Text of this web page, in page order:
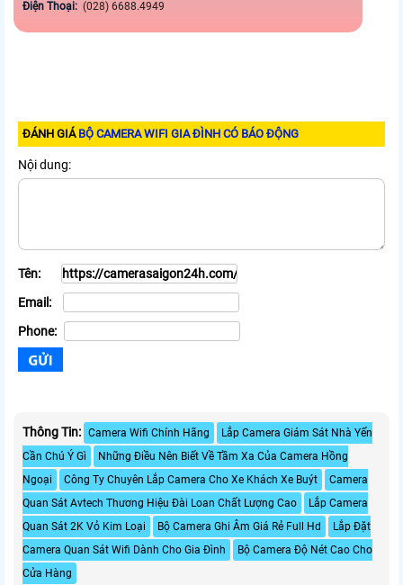
Điện Thoại: (028) 6688.4949
ĐÁNH GIÁ BỘ CAMERA WIFI GIA ĐÌNH CÓ BÁO ĐỘNG
Nội dung:
Tên:
Email:
Phone:
Thông Tin: Camera Wifi Chính Hãng
Lắp Camera Giám Sát Nhà Yến
Cần Chú Ý Gì
Những Điều Nên Biết Về Tầm Xa Của Camera Hồng
Ngoại
Công Ty Chuyên Lắp Camera Cho Xe Khách Xe Buýt
Camera
Quan Sát Avtech Thương Hiệu Đài Loan Chất Lượng Cao
Lắp Camera
Quan Sát 2K Vỏ Kim Loại
Bộ Camera Ghi Âm Giá Rẻ Full Hd
Lắp Đặt
Camera Quan Sát Wifi Dành Cho Gia Đình
Bộ Camera Độ Nét Cao Cho
Cửa Hàng